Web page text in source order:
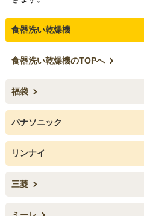
食器洗い乾燥機
食器洗い乾燥機のTOPへ
福袋
パナソニック
リンナイ
三菱